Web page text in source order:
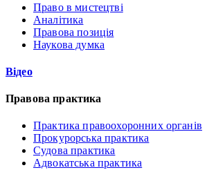
Право в мистецтві
Аналітика
Правова позиція
Наукова думка
Відео
Правова практика
Практика правоохоронних органів
Прокурорська практика
Судова практика
Адвокатська практика